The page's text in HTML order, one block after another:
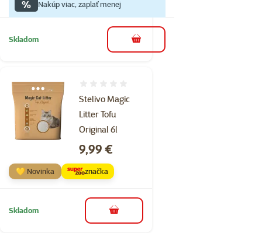
% Nakúp viac, zaplať menej
Skladom do košíka
Stelivo Magic
Litter Tofu
Original 6l
Cena
9,99 €
💛 Novinka značka
Skladom do košíka